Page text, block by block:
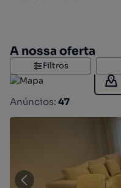
A nossa oferta
Filtros
Anúncios: 47